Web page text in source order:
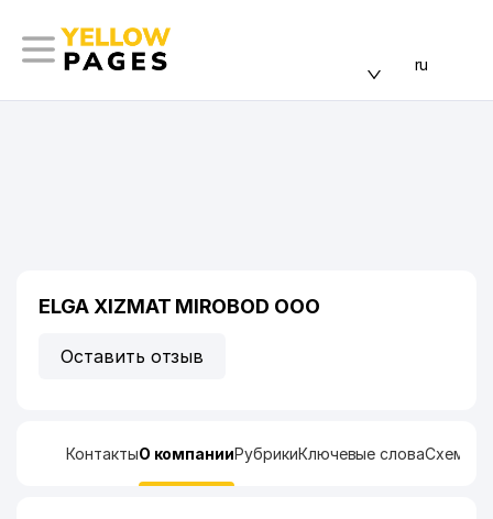
ru
ELGA XIZMAT MIROBOD ООО
Оставить отзыв
КонтактыО компанииРубрикиКлючевые словаСхема